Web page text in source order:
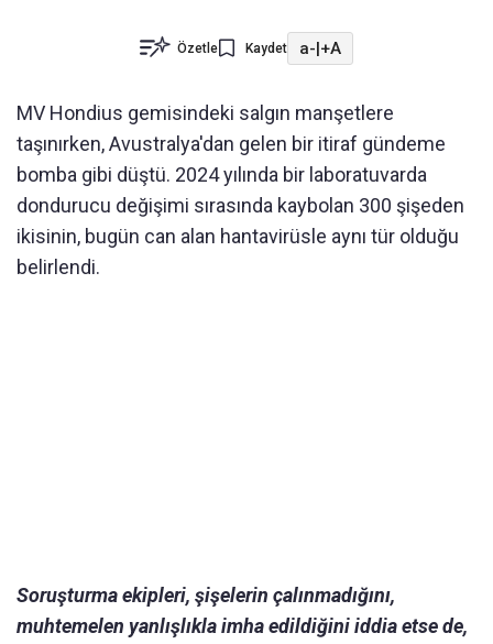
Özetle Kaydet a-|+A
MV Hondius gemisindeki salgın manşetlere
taşınırken, Avustralya'dan gelen bir itiraf gündeme
bomba gibi düştü. 2024 yılında bir laboratuvarda
dondurucu değişimi sırasında kaybolan 300 şişeden
ikisinin, bugün can alan hantavirüsle aynı tür olduğu
belirlendi.
Soruşturma ekipleri, şişelerin çalınmadığını,
muhtemelen yanlışlıkla imha edildiğini iddia etse de,